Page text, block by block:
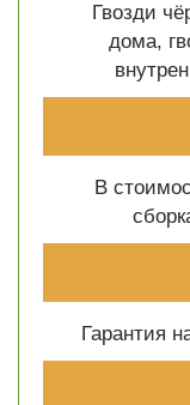
Гвозди
дома,
В
Гарантия